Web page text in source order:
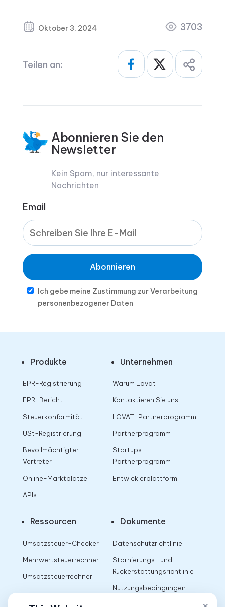
Oktober 3, 2024 3703
Teilen an:
Abonnieren Sie den
Newsletter
Kein Spam, nur interessante
Nachrichten
Email
Abonnieren
Ich gebe meine Zustimmung zur Verarbeitung
personenbezogener Daten
Produkte
EPR-Registrierung
EPR-Bericht
Steuerkonformität
USt-Registrierung
Bevollmächtigter
Vertreter
Online-Marktplätze
APIs
Unternehmen
Warum Lovat
Kontaktieren Sie uns
LOVAT-Partnerprogramm
Partnerprogramm
Startups
Partnerprogramm
Entwicklerplattform
Ressourcen
Umsatzsteuer-Checker
Mehrwertsteuerrechner
Umsatzsteuerrechner
Dokumente
Datenschutzrichtlinie
Stornierungs- und
Rückerstattungsrichtlinie
Nutzungsbedingungen